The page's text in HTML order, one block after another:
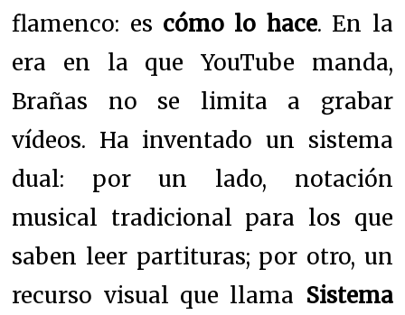
flamenco: es cómo lo hace. En la
era en la que YouTube manda,
Brañas no se limita a grabar
vídeos. Ha inventado un sistema
dual: por un lado, notación
musical tradicional para los que
saben leer partituras; por otro, un
recurso visual que llama Sistema